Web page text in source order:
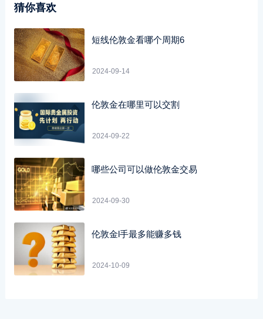
猜你喜欢
短线伦敦金看哪个周期6
2024-09-14
伦敦金在哪里可以交割
2024-09-22
哪些公司可以做伦敦金交易
2024-09-30
伦敦金l手最多能赚多钱
2024-10-09